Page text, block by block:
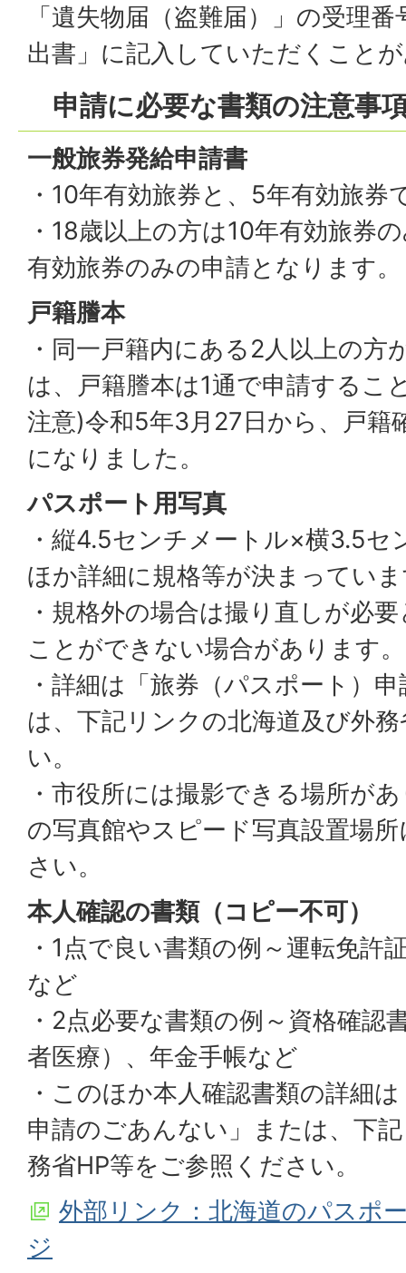
「遺失物届（盗難届）」の受理
出書」に記入していただくこと
申請に必要な書類の注意事
一般旅券発給申請書
・10年有効旅券と、5年有効旅
・18歳以上の方は10年有効旅券
有効旅券のみの申請となります。
戸籍謄本
・同一戸籍内にある2人以上の方
は、戸籍謄本は1通で申請するこ
注意)令和5年3月27日から、戸籍
になりました。
パスポート用写真
・縦4.5センチメートル×横3.5
ほか詳細に規格等が決まってい
・規格外の場合は撮り直しが必
ことができない場合があります。
・詳細は「旅券（パスポート）
は、下記リンクの北海道及び外
い。
・市役所には撮影できる場所が
の写真館やスピード写真設置場
さい。
本人確認の書類（コピー不可）
・1点で良い書類の例～運転免許
など
・2点必要な書類の例～資格確認
者医療）、年金手帳など
・このほか本人確認書類の詳細
申請のごあんない」または、下
務省HP等をご参照ください。
外部リンク：北海道のパスポ
ジ